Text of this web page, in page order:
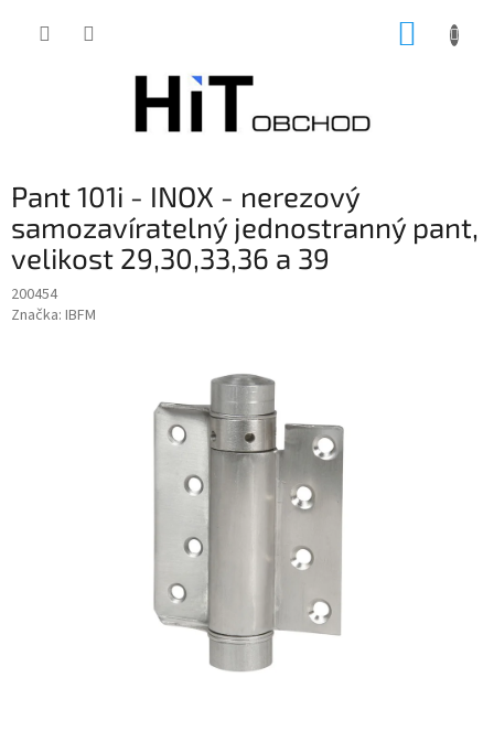
Pant 101i - INOX - nerezový
samozavíratelný jednostranný pant,
velikost 29,30,33,36 a 39
200454
Značka: IBFM